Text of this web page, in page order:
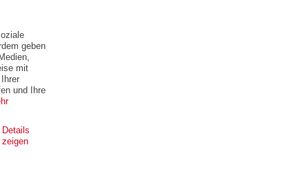
ZUM THEMA
geben
mit
und Ihre
Details
zeigen